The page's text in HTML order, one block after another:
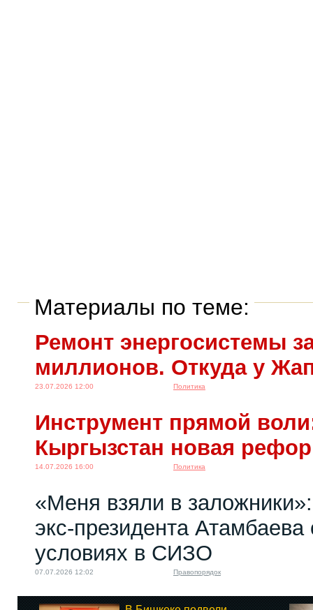
Материалы по теме:
Ремонт энергосистемы
миллионов. Откуда у
23.07.2026 12:00 Политика
Инструмент прямой
Кыргызстан новая
14.07.2026 16:00 Политика
«Меня взяли в
экс‑президента
условиях в СИЗО
07.07.2026 12:02 Правопорядок